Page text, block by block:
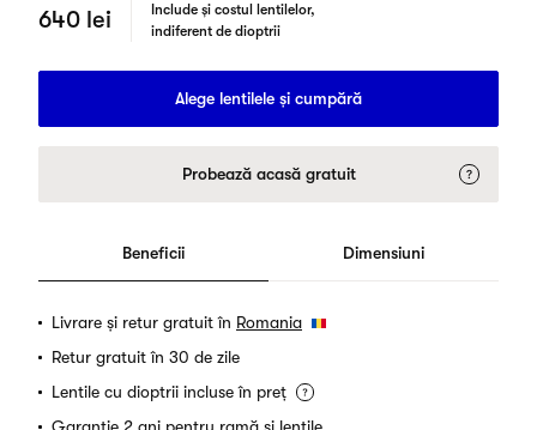
640 lei
Include și costul lentilelor,
indiferent de dioptrii
Alege lentilele și cumpără
Probează acasă gratuit
Beneficii Dimensiuni
Livrare și retur gratuit în Romania
Retur gratuit în 30 de zile
Lentile cu dioptrii incluse în preț